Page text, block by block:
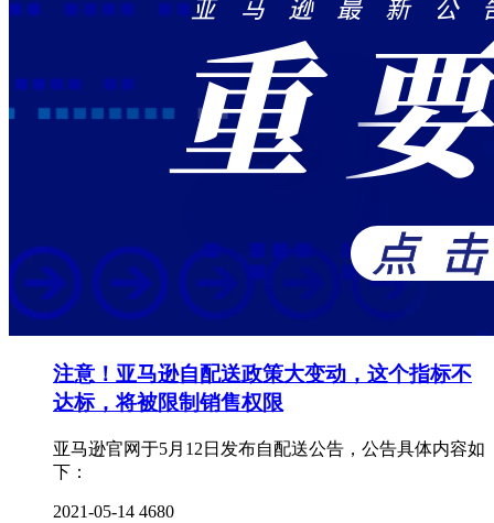
注意！亚马逊自配送政策大变动，这个指标不
达标，将被限制销售权限
亚马逊官网于5月12日发布自配送公告，公告具体内容如
下：
2021-05-14 4680